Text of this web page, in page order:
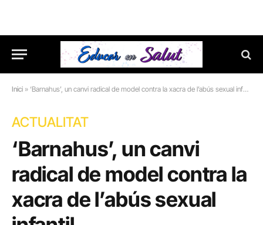
Inici » ‘Barnahus’, un canvi radical de model contra la xacra de l’abús sexual infantil
ACTUALITAT
‘Barnahus’, un canvi
radical de model contra la
xacra de l’abús sexual